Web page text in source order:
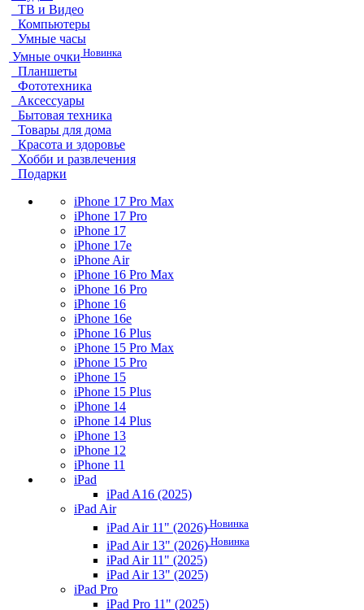
ТВ и Видео
Компьютеры
Умные часы
Умные очки Новинка
Планшеты
Фототехника
Аксессуары
Бытовая техника
Товары для дома
Красота и здоровье
Хобби и развлечения
Подарки
iPhone 17 Pro Max
iPhone 17 Pro
iPhone 17
iPhone 17e
iPhone Air
iPhone 16 Pro Max
iPhone 16 Pro
iPhone 16
iPhone 16e
iPhone 16 Plus
iPhone 15 Pro Max
iPhone 15 Pro
iPhone 15
iPhone 15 Plus
iPhone 14
iPhone 14 Plus
iPhone 13
iPhone 12
iPhone 11
iPad
iPad A16 (2025)
iPad Air
iPad Air 11" (2026) Новинка
iPad Air 13" (2026) Новинка
iPad Air 11" (2025)
iPad Air 13" (2025)
iPad Pro
iPad Pro 11" (2025)